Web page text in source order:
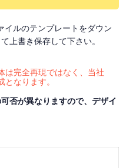
イルのテンプレートをダウン
上書き保存して下さい。
は完全再現ではなく、当社
なります。
否が異なりますので、デザイ